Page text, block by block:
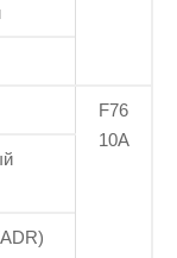
F76
10А